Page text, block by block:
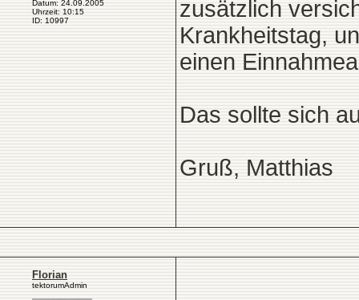
Datum: 24.09.2005
Uhrzeit: 10:15
ID: 10997
zusätzlich
Krankheitstag,
einen
Das sollte sich
Gruß, Matthias
Florian
tektorumAdmin